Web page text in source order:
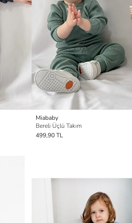
Miababy
Bereli Üçlü Takım
499,90 TL